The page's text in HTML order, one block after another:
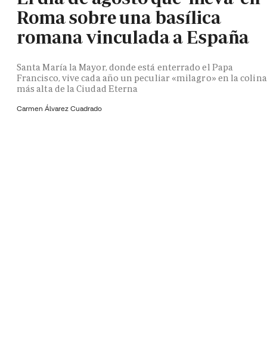
Roma sobre una basílica
romana vinculada a España
Santa María la Mayor, donde está enterrado el Papa
Francisco, vive cada año un peculiar «milagro» en la colina
más alta de la Ciudad Eterna
Carmen Álvarez Cuadrado